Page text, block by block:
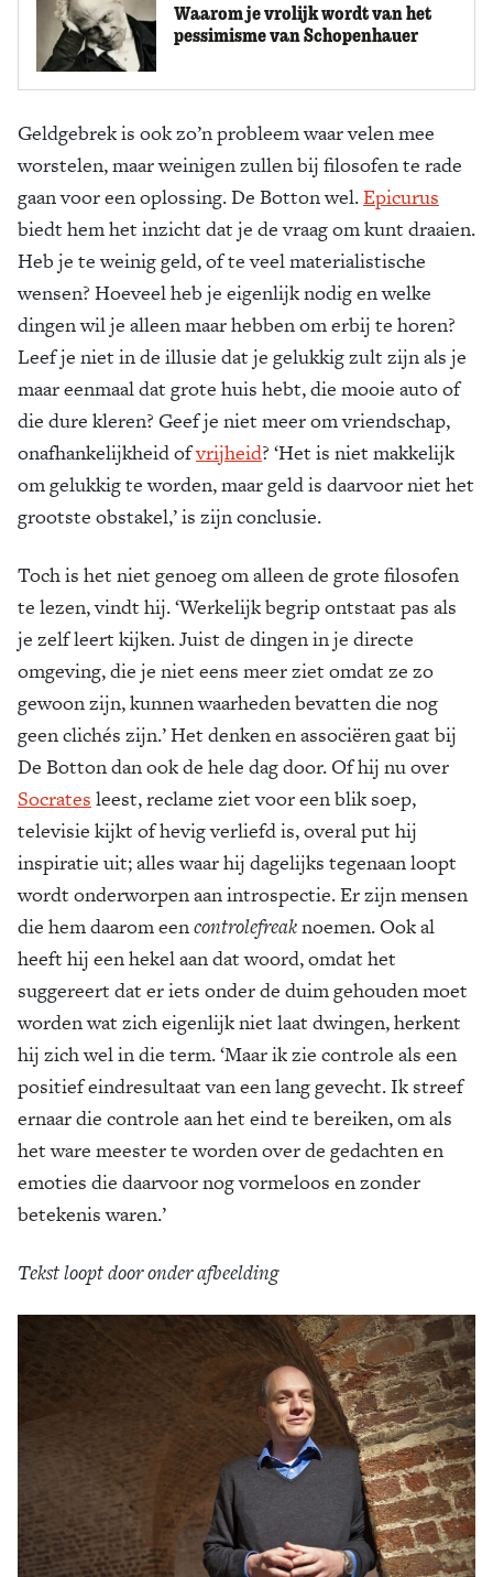
Waarom je vrolijk wordt van het
pessimisme van Schopenhauer
Geldgebrek is ook zo’n probleem waar velen mee
worstelen, maar weinigen zullen bij filosofen te rade
gaan voor een oplossing. De Botton wel.Epicurus
biedt hem het inzicht dat je de vraag om kunt draaien.
Heb je te weinig geld, of te veel materialistische
wensen? Hoeveel heb je eigenlijk nodig en welke
dingen wil je alleen maar hebben om erbij te horen?
Leef je niet in de illusie dat je gelukkig zult zijn als je
maar eenmaal dat grote huis hebt, die mooie auto of
die dure kleren? Geef je niet meer om vriendschap,
onafhankelijkheid ofvrijheid? ‘Het is niet makkelijk
om gelukkig te worden, maar geld is daarvoor niet het
grootste obstakel,’ is zijn conclusie.
Toch is het niet genoeg om alleen de grote filosofen
te lezen, vindt hij. ‘Werkelijk begrip ontstaat pas als
je zelf leert kijken. Juist de dingen in je directe
omgeving, die je niet eens meer ziet omdat ze zo
gewoon zijn, kunnen waarheden bevatten die nog
geen clichés zijn.’ Het denken en associëren gaat bij
De Botton dan ook de hele dag door. Of hij nu over
Socrates leest, reclame ziet voor een blik soep,
televisie kijkt of hevig verliefd is, overal put hij
inspiratie uit; alles waar hij dagelijks tegenaan loopt
wordt onderworpen aan introspectie. Er zijn mensen
die hem daarom eencontrolefreaknoemen. Ook al
heeft hij een hekel aan dat woord, omdat het
suggereert dat er iets onder de duim gehouden moet
worden wat zich eigenlijk niet laat dwingen, herkent
hij zich wel in die term. ‘Maar ik zie controle als een
positief eindresultaat van een lang gevecht. Ik streef
ernaar die controle aan het eind te bereiken, om als
het ware meester te worden over de gedachten en
emoties die daarvoor nog vormeloos en zonder
betekenis waren.’
Tekst loopt door onder afbeelding